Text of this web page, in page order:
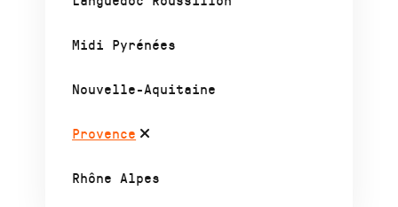
Midi Pyrénées
Nouvelle-Aquitaine
Provence
Rhône Alpes